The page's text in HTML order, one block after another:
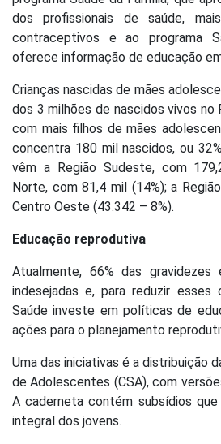
dos profissionais de saúde,
contraceptivos e ao programa
oferece informação de educação
Crianças nascidas de mães
dos 3 milhões de nascidos vivos no
com mais filhos de mães
concentra 180 mil nascidos, ou
vêm a Região Sudeste, com
Norte, com 81,4 mil (14%); a
Centro Oeste (43.342 – 8%).
Educação reprodutiva
Atualmente, 66% das gravidezes
indesejadas e, para reduzir esses
Saúde investe em políticas de
ações para o planejamento
Uma das iniciativas é a distribuição
de Adolescentes (CSA), com
A caderneta contém subsídios
integral dos jovens.